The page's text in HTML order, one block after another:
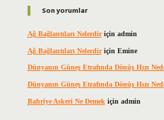
Son yorumlar
Ağ Bağlantıları Nelerdiriçin admin
Ağ Bağlantıları Nelerdiriçin Emine
Dünyanın Güneş Etrafında Dönüş Hızı
Dünyanın Güneş Etrafında Dönüş Hızı
Bahriye Askeri Ne Demek için admin